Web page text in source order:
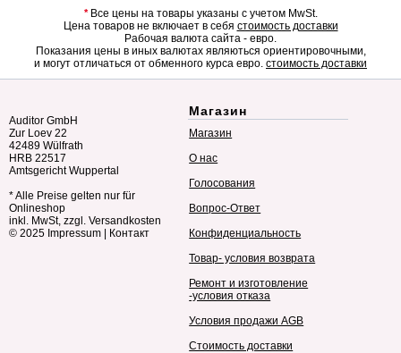
*Все цены на товары указаны с учетом MwSt.
Цена товаров не включает в себя стоимость доставки
Рабочая валюта сайта - евро.
Показания цены в иных валютах являються ориентировочными,
и могут отличаться от обменного курса евро. стоимость доставки
Auditor GmbH
Zur Loev 22
42489 Wülfrath
HRB 22517
Amtsgericht Wuppertal
* Alle Preise gelten nur für
Onlineshop
inkl. MwSt, zzgl. Versandkosten
© 2025 Impressum Контакт
Магазин
Магазин
О нас
Голосования
Вопрос-Ответ
Конфиденциальность
Товар- условия возврата
Ремонт и изготовление
-условия отказа
Условия продажи AGB
Стоимость доставки